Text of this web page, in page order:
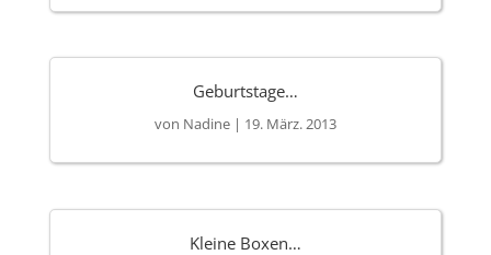
Geburtstage…
von Nadine| 19. März. 2013
Kleine Boxen…